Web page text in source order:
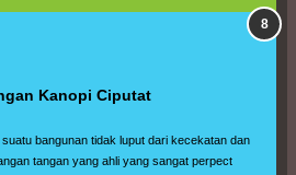
Kanopi Ciputat
bangunan tidak luput dari kecekatan dan
tangan yang ahli yang sangat perpect